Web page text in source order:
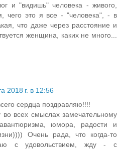
и "видишь" человека - живого,
чего это я все - "человека", - в
что даже через расстояние и
женщина, каких не много...
2018 г. в 12:56
сердца поздравляю!!!!
всех смыслах замечательному
юмора, радости и
Очень рада, что когда-то
с удовольствием, жду - с